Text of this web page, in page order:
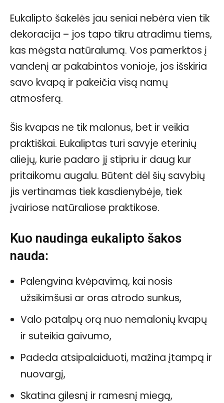
Eukalipto šakelės jau seniai nebėra vien tik
dekoracija – jos tapo tikru atradimu tiems,
kas mėgsta natūralumą. Vos pamerktos į
vandenį ar pakabintos vonioje, jos išskiria
savo kvapą ir pakeičia visą namų
atmosferą.
Šis kvapas ne tik malonus, bet ir veikia
praktiškai. Eukaliptas turi savyje eterinių
aliejų, kurie padaro jį stipriu ir daug kur
pritaikomu augalu. Būtent dėl šių savybių
jis vertinamas tiek kasdienybėje, tiek
įvairiose natūraliose praktikose.
Kuo naudinga eukalipto šakos
nauda:
Palengvina kvėpavimą, kai nosis
užsikimšusi ar oras atrodo sunkus,
Valo patalpų orą nuo nemalonių kvapų
ir suteikia gaivumo,
Padeda atsipalaiduoti, mažina įtampą ir
nuovargį,
Skatina gilesnį ir ramesnį miegą,